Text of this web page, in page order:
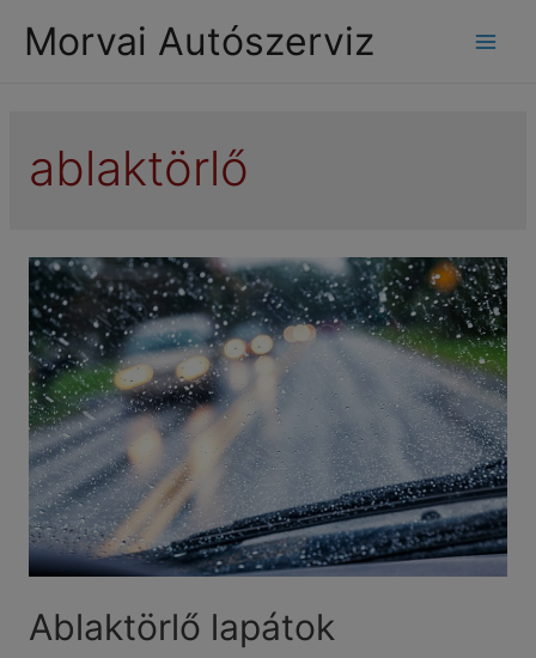
Morvai Autószerviz
ablaktörlő
Ablaktörlő lapátok